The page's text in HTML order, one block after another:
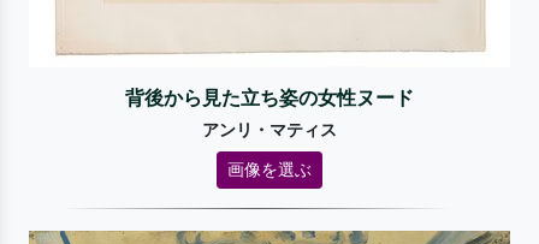
背後から見た立ち姿の女性ヌード
アンリ・マティス
画像を選ぶ